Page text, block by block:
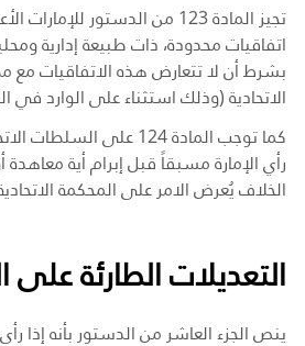
تجيز المادة 123 من الدستور
اتفاقيات محدودة، ذات طبيعة إدارية
بشرط أن لا تتعارض هذه الاتفاقيات مع
الاتحادية (وذلك استثناء على الوارد في المادة 120
كما توجب المادة 124 على
رأي الإمارة مسبقاً قبل إبرام أية معاهدة
الخلاف يُعرض الامر على المحكمة
التعديلات الطارئة على
ينص الجزء العاشر من الدستور بأنه إذا